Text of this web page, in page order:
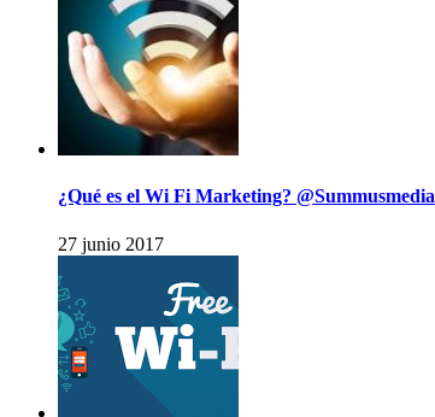
¿Qué es el Wi Fi Marketing? @Summusmedia
27 junio 2017